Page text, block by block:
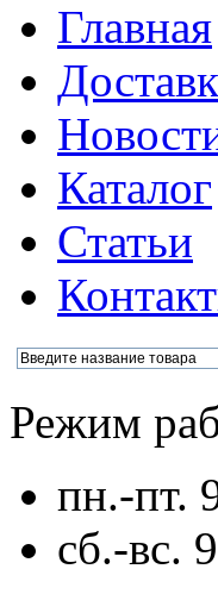
Главная
Каталог
Статьи
Режим
пн.-пт.
сб.-вс.